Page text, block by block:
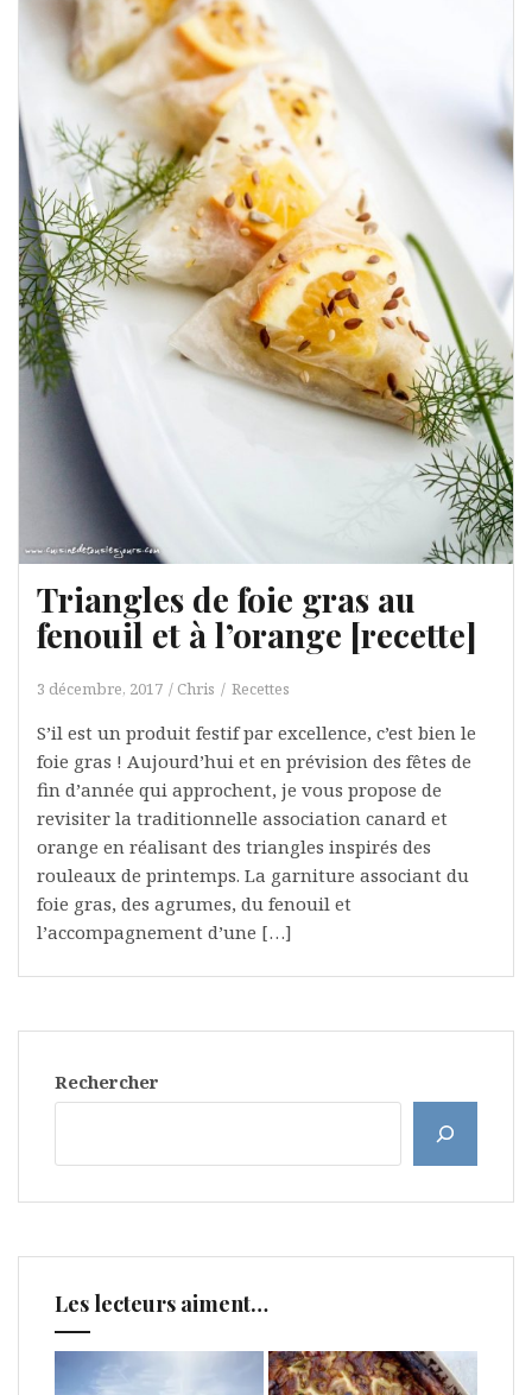
Triangles de foie gras au
fenouil et à l’orange [recette]
3 décembre, 2017 Chris Recettes
S’il est un produit festif par excellence, c’est bien le
foie gras ! Aujourd’hui et en prévision des fêtes de
fin d’année qui approchent, je vous propose de
revisiter la traditionnelle association canard et
orange en réalisant des triangles inspirés des
rouleaux de printemps. La garniture associant du
foie gras, des agrumes, du fenouil et
l’accompagnement d’une […]
Rechercher
Les lecteurs aiment…